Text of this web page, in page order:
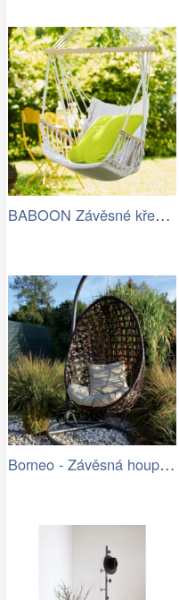
BABOON Závěsné křeslo s područkami
Borneo - Závěsná houpačka (grafit) |…